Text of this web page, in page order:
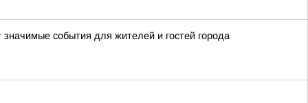
события для жителей и гостей города